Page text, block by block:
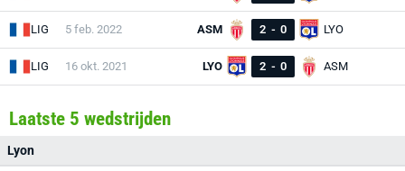
LIG 5 feb. 2022 ASM 2 - 0 LYO
LIG 16 okt. 2021 LYO 2 - 0 ASM
Laatste 5 wedstrijden
Lyon